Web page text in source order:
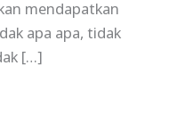
mendapatkan
apa apa, tidak
[…]